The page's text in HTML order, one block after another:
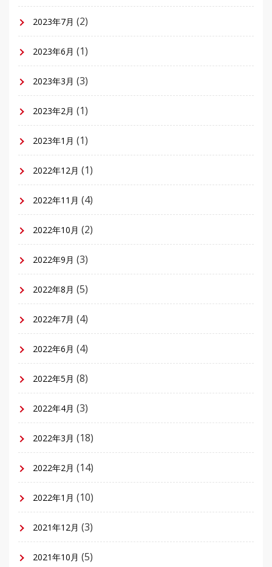
2023年7月 (2)
2023年6月 (1)
2023年3月 (3)
2023年2月 (1)
2023年1月 (1)
2022年12月 (1)
2022年11月 (4)
2022年10月 (2)
2022年9月 (3)
2022年8月 (5)
2022年7月 (4)
2022年6月 (4)
2022年5月 (8)
2022年4月 (3)
2022年3月 (18)
2022年2月 (14)
2022年1月 (10)
2021年12月 (3)
2021年10月 (5)